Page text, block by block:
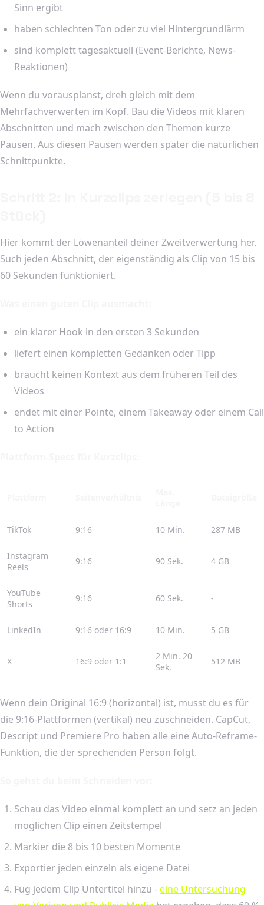
Sinn ergibt
haben schlechten Ton oder zu viel Hintergrundlärm
sind komplett tagesaktuell (Event-Berichte, News-
Reaktionen)
Wenn du vorausplanst, dreh gleich mit dem
Mehrfachverwerten im Kopf. Bau die Videos mit klaren
Abschnitten und mach zwischen den Themen kurze
Pausen. Aus diesen Pausen werden später die natürlichen
Schnittpunkte.
Hier kommt der Löwenanteil deiner Zweitverwertung her.
Such jeden Abschnitt, der eigenständig als Clip von 15 bis
60 Sekunden funktioniert.
ein klarer Hook in den ersten 3 Sekunden
liefert einen kompletten Gedanken oder Tipp
braucht keinen Kontext aus dem früheren Teil des
Videos
endet mit einer Pointe, einem Takeaway oder einem Call
to Action
TikTok 9:16 10 Min. 287 MB
Instagram
Reels
9:16 90 Sek. 4 GB
YouTube
Shorts
9:16 60 Sek. -
LinkedIn 9:16 oder 16:9 10 Min. 5 GB
X 16:9 oder 1:1
2 Min. 20
Sek.
512 MB
Wenn dein Original 16:9 (horizontal) ist, musst du es für
die 9:16-Plattformen (vertikal) neu zuschneiden. CapCut,
Descript und Premiere Pro haben alle eine Auto-Reframe-
Funktion, die der sprechenden Person folgt.
Schau das Video einmal komplett an und setz an jeden
möglichen Clip einen Zeitstempel
Markier die 8 bis 10 besten Momente
Exportier jeden einzeln als eigene Datei
Füg jedem Clip Untertitel hinzu -eine Untersuchung